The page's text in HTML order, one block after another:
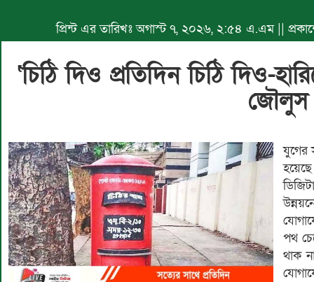
প্রিন্ট এর তারিখঃ অগাস্ট ৭, ২০২৬, ২:৫৪ এ.এম ||
‘চিঠি দিও প্রতিদিন চিঠি দিও-
জৌলুস
যুগের
পথ
থাক